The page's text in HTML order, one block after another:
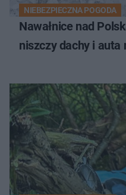
NIEBEZPIECZNA POGODA
Nawałnice nad
niszczy dachy i auta